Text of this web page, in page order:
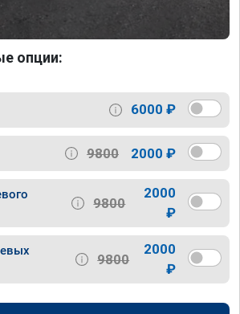
опции:
6000 ₽
9800 2000 ₽
9800
2000
₽
9800
2000
₽